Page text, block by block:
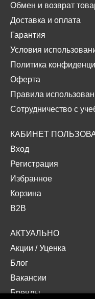
Обмен и возврат
Доставка и оплата
Гарантия
Условия
Политика
Оферта
Правила
Сотрудничество с
КАБИНЕТ
Вход
Регистрация
Избранное
Корзина
B2B
АКТУАЛЬНО
Акции /Уценка
Блог
Вакансии
Бренды